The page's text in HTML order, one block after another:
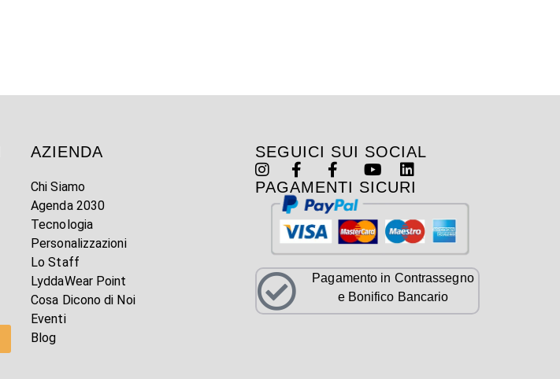
AZIENDA
Chi Siamo
Agenda 2030
Tecnologia
Personalizzazioni
Lo Staff
LyddaWear Point
Cosa Dicono di Noi
Eventi
Blog
SEGUICI SUI SOCIAL
PAGAMENTI SICURI
Pagamento in Contrassegno
e Bonifico Bancario